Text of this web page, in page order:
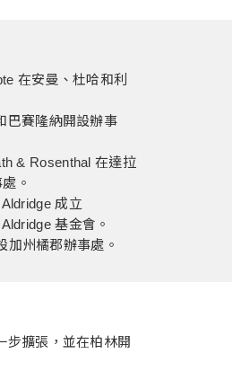
在安曼、杜哈和利
巴賽隆納開設辦事
& Rosenthal 在達拉
。
成立
基金會。
加州橘郡辦事處。
步擴張，並在柏林開